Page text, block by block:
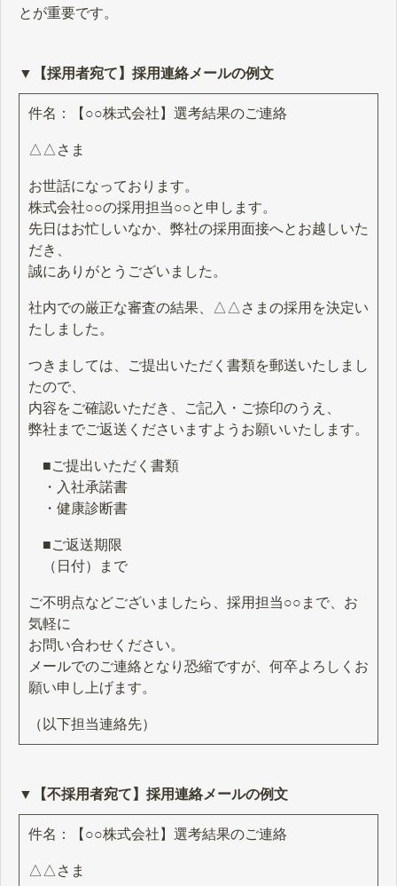
とが重要です。
▼【採用者宛て】採用連絡メールの例文
件名：【○○株式会社】選考結果のご連絡
△△さま
お世話になっております。
株式会社○○の採用担当○○と申します。
先日はお忙しいなか、弊社の採用面接へとお越しいた
だき、
誠にありがとうございました。
社内での厳正な審査の結果、△△さまの採用を決定い
たしました。
つきましては、ご提出いただく書類を郵送いたしまし
たので、
内容をご確認いただき、ご記入・ご捺印のうえ、
弊社までご返送くださいますようお願いいたします。
■ご提出いただく書類
・入社承諾書
・健康診断書
■ご返送期限
（日付）まで
ご不明点などございましたら、採用担当○○まで、お
気軽に
お問い合わせください。
メールでのご連絡となり恐縮ですが、何卒よろしくお
願い申し上げます。
（以下担当連絡先）
▼【不採用者宛て】採用連絡メールの例文
件名：【○○株式会社】選考結果のご連絡
△△さま